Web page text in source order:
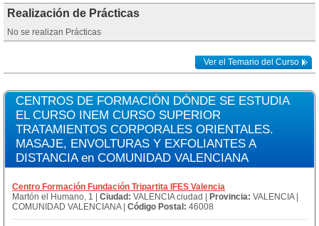
Realización de Prácticas
No se realizan Prácticas
Ver el Temario del Curso
CENTROS DE FORMACIÓN DÓNDE SE ESTUDIA
EL CURSO INEM CURSO SUPERIOR
TRATAMIENTOS CORPORALES ORIENTALES.
MASAJE, ENVOLTURAS Y EXFOLIANTES A
DISTANCIA en COMUNIDAD VALENCIANA
Centro Formación Fundación Tripartita IFES Valencia
Martón el Humano, 1 | Ciudad: VALENCIA ciudad | Provincia: VALENCIA |
COMUNIDAD VALENCIANA | Código Postal: 46008